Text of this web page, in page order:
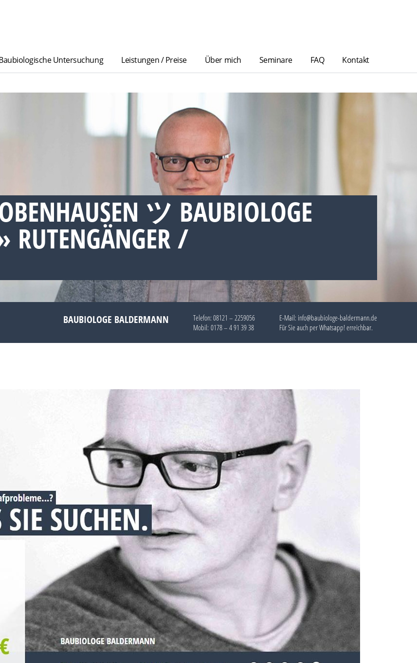
Untersuchung Leistungen / Preise Über mich Seminare FAQ Kontakt
ツ BAUBIOLOGE
RUTENGÄNGER /
BAUBIOLOGE BALDERMANN Telefon: 08121 – 2259056
Mobil: 0178 – 4 91 39 38
E-Mail: info@baubiologe-baldermann.de
Für Sie auch perWhatsapp!erreichbar.